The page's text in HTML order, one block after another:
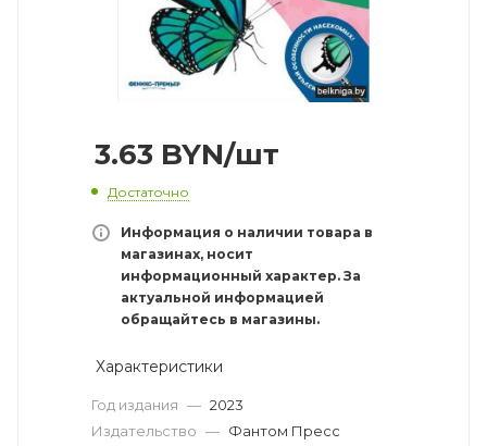
3.63 BYN/шт
Достаточно
Информация о наличии товара в
магазинах, носит
информационный характер. За
актуальной информацией
обращайтесь в магазины.
Характеристики
Год издания — 2023
Издательство — Фантом Пресс